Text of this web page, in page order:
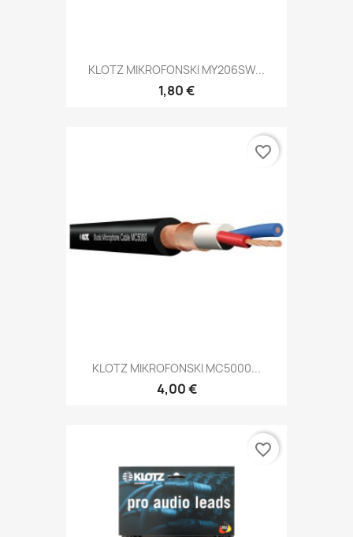
KLOTZ MIKROFONSKI MY206SW...
1,80 €
KLOTZ MIKROFONSKI MC5000...
4,00 €
favorite_border
favorite_border